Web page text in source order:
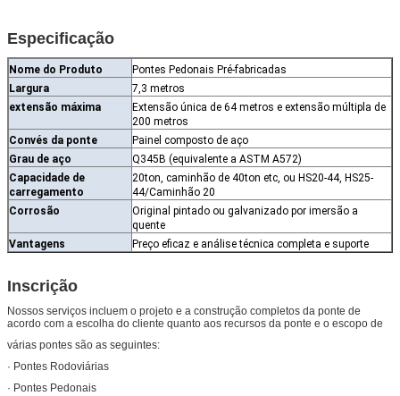
Especificação
Nome do Produto
Pontes Pedonais Pré-fabricadas
Largura
7,3 metros
extensão máxima
Extensão única de 64 metros e extensão múltipla de
200 metros
Convés da ponte
Painel composto de aço
Grau de aço
Q345B (equivalente a ASTM A572)
Capacidade de
carregamento
20ton, caminhão de 40ton etc, ou HS20-44, HS25-
44/Caminhão 20
Corrosão
Original pintado ou galvanizado por imersão a
quente
Vantagens
Preço eficaz e análise técnica completa e suporte
Inscrição
Nossos serviços incluem o projeto e a construção completos da ponte de
acordo com a escolha do cliente quanto aos recursos da ponte e o escopo de
várias pontes são as seguintes:
· Pontes Rodoviárias
· Pontes Pedonais